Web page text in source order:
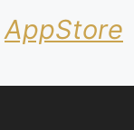
AppStore